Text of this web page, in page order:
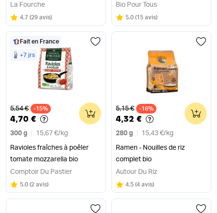
La Fourche
Note
4.7 sur 5
(29 avis)
Bio Pour Tous
Note
5.0 sur 5
(15 avis)
Fait en France
+7 jrs
Ancien prix
5,54 € -15%
4,70 €
300 g 15,67 €/ kg
Ravioles fraîches à poêler
tomate mozzarella bio
0
Comptoir Du Pastier
Note
5.0 sur 5
(2 avis)
Ancien prix
5,15 € -16%
4,32 €
280 g 15,43 €/ kg
Ramen - Nouilles de riz
complet bio
0
Autour Du Riz
Note
4.5 sur 5
(4 avis)